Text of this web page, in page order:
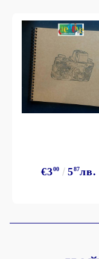
€300 587лв.